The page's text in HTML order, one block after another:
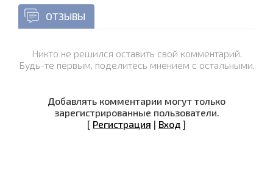
ОТЗЫВЫ
Никто не решился оставить свой комментарий.
Будь-те первым, поделитесь мнением с остальными.
Добавлять комментарии могут только
зарегистрированные пользователи.
[ Регистрация | Вход ]